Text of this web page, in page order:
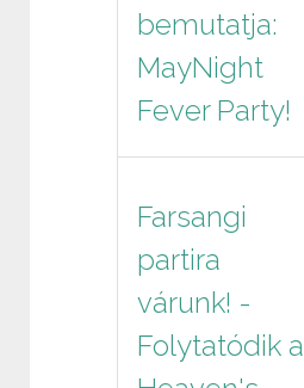
bemutatja:
MayNight
Fever Party!
Farsangi
partira
várunk! -
Folytatódik a